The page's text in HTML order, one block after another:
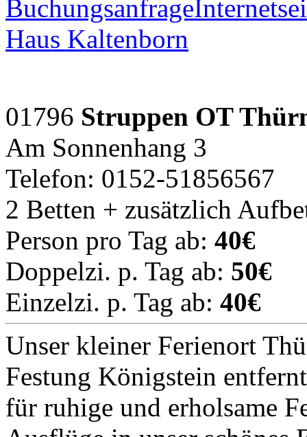
Buchungsanfrage
Haus Kaltenborn
01796 Struppen OT
Am Sonnenhang 3
Telefon: 0152-51856567
2 Betten + zusätzlich
Person pro Tag ab: 40€
Doppelzi. p. Tag ab: 50€
Einzelzi. p. Tag ab: 40€
Unser kleiner Ferienort
Festung Königstein
für ruhige und erholsame